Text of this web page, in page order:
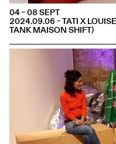
2024.09.06 - TATI X
TANK MAISON SHIFT)
04 – 08 SEPT